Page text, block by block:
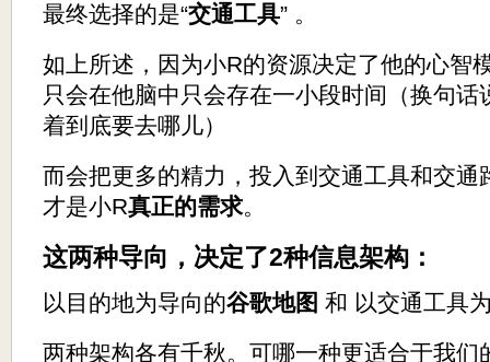
最终选择的是“交通工具” 。
如上所述，因为小R的资源决定了他的心智
只会在他脑中只会存在一小段时间（换句
着到底要去哪儿）
而会把更多的精力，投入到交通工具和交通
才是小R真正的需求。
这两种导向，决定了2种信息架构：
以目的地为导向的谷歌地图 和 以交通工具
两种架构各有千秋。可哪一种更适合于我们